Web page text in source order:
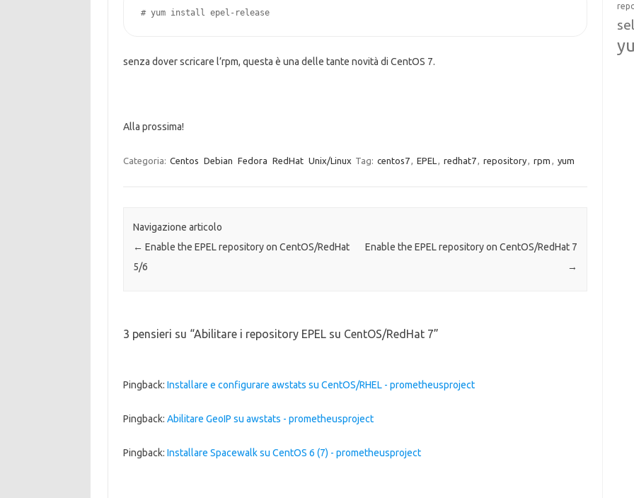
# yum install epel-release
senza dover scricare l’rpm, questa è una delle tante novità di CentOS 7.
Alla prossima!
Categoria: Centos Debian Fedora RedHat Unix/Linux Tag: centos7, EPEL , redhat7, repository, rpm , yum
Navigazione articolo
← Enable the EPEL repository on CentOS/RedHat
5/6
Enable the EPEL repository on CentOS/RedHat 7
→
3 pensieri su “Abilitare i repository EPEL su CentOS/RedHat 7”
Pingback: Installare e configurare awstats su CentOS/RHEL - prometheusproject
Pingback: Abilitare GeoIP su awstats - prometheusproject
Pingback: Installare Spacewalk su CentOS 6 (7) - prometheusproject